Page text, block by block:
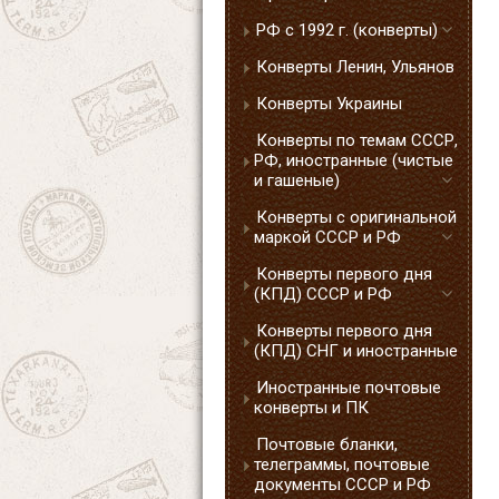
РФ с 1992 г. (конверты)
Конверты Ленин, Ульянов
Конверты Украины
Конверты по темам СССР,
РФ, иностранные (чистые
и гашеные)
Конверты с оригинальной
маркой СССР и РФ
Конверты первого дня
(КПД) СССР и РФ
Конверты первого дня
(КПД) СНГ и иностранные
Иностранные почтовые
конверты и ПК
Почтовые бланки,
телеграммы, почтовые
документы СССР и РФ